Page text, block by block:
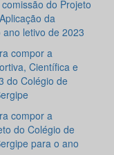
do Projeto
da
letivo de 2023
compor a
Científica e
do Colégio de
compor a
do Colégio de
para o ano